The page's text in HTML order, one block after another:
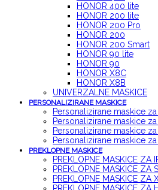
HONOR 400 lite
HONOR 200 lite
HONOR 200 Pro
HONOR 200
HONOR 200 Smart
HONOR 90 lite
HONOR 90
HONOR X8C
HONOR X8B
UNIVERZALNE MASKICE
PERSONALIZIRANE MASKICE
Personalizirane maskice
Personalizirane maskice
Personalizirane maskice
Personalizirane maskice
PREKLOPNE MASKICE
PREKLOPNE MASKICE ZA
PREKLOPNE MASKICE ZA
PREKLOPNE MASKICE ZA